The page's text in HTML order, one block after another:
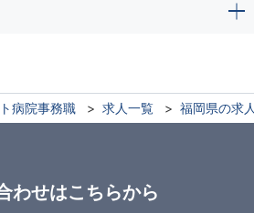
病院事務職 求人一覧 福岡県の求
わせはこちらから